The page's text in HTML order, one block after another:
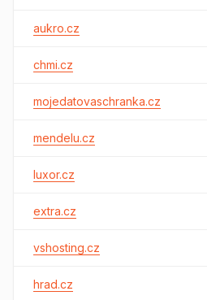
aukro.cz
chmi.cz
mojedatovaschranka.cz
mendelu.cz
luxor.cz
extra.cz
vshosting.cz
hrad.cz